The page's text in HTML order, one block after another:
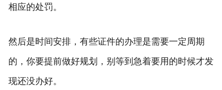
相应的处罚。
然后是时间安排，有些证件的办理是需要一定周期
的，你要提前做好规划，别等到急着要用的时候才发
现还没办好。